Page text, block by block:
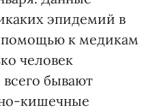
эпидемий в
помощью к медикам
человек
бывают
кишечные